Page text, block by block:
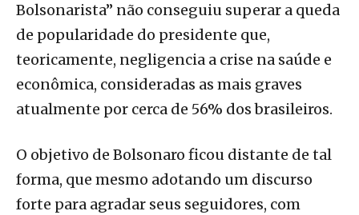
Bolsonarista” não conseguiu superar a queda
de popularidade do presidente que,
teoricamente, negligencia a crise na saúde e
econômica, consideradas as mais graves
atualmente por cerca de 56% dos brasileiros.
O objetivo de Bolsonaro ficou distante de tal
forma, que mesmo adotando um discurso
forte para agradar seus seguidores, com